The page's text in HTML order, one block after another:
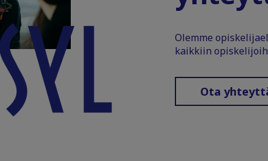
Olemme
kaikkiin
Ota